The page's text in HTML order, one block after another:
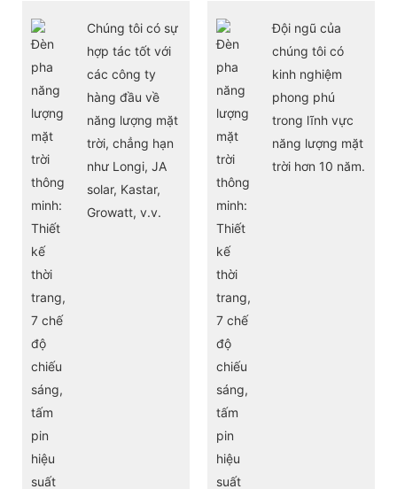
Chúng tôi có sự
hợp tác tốt với
các công ty
hàng đầu về
năng lượng mặt
trời, chẳng hạn
như Longi, JA
solar, Kastar,
Growatt, v.v.
Đội ngũ của
chúng tôi có
kinh nghiệm
phong phú
trong lĩnh vực
năng lượng mặt
trời hơn 10 năm.